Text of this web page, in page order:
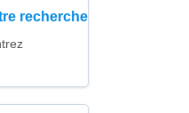
recherche